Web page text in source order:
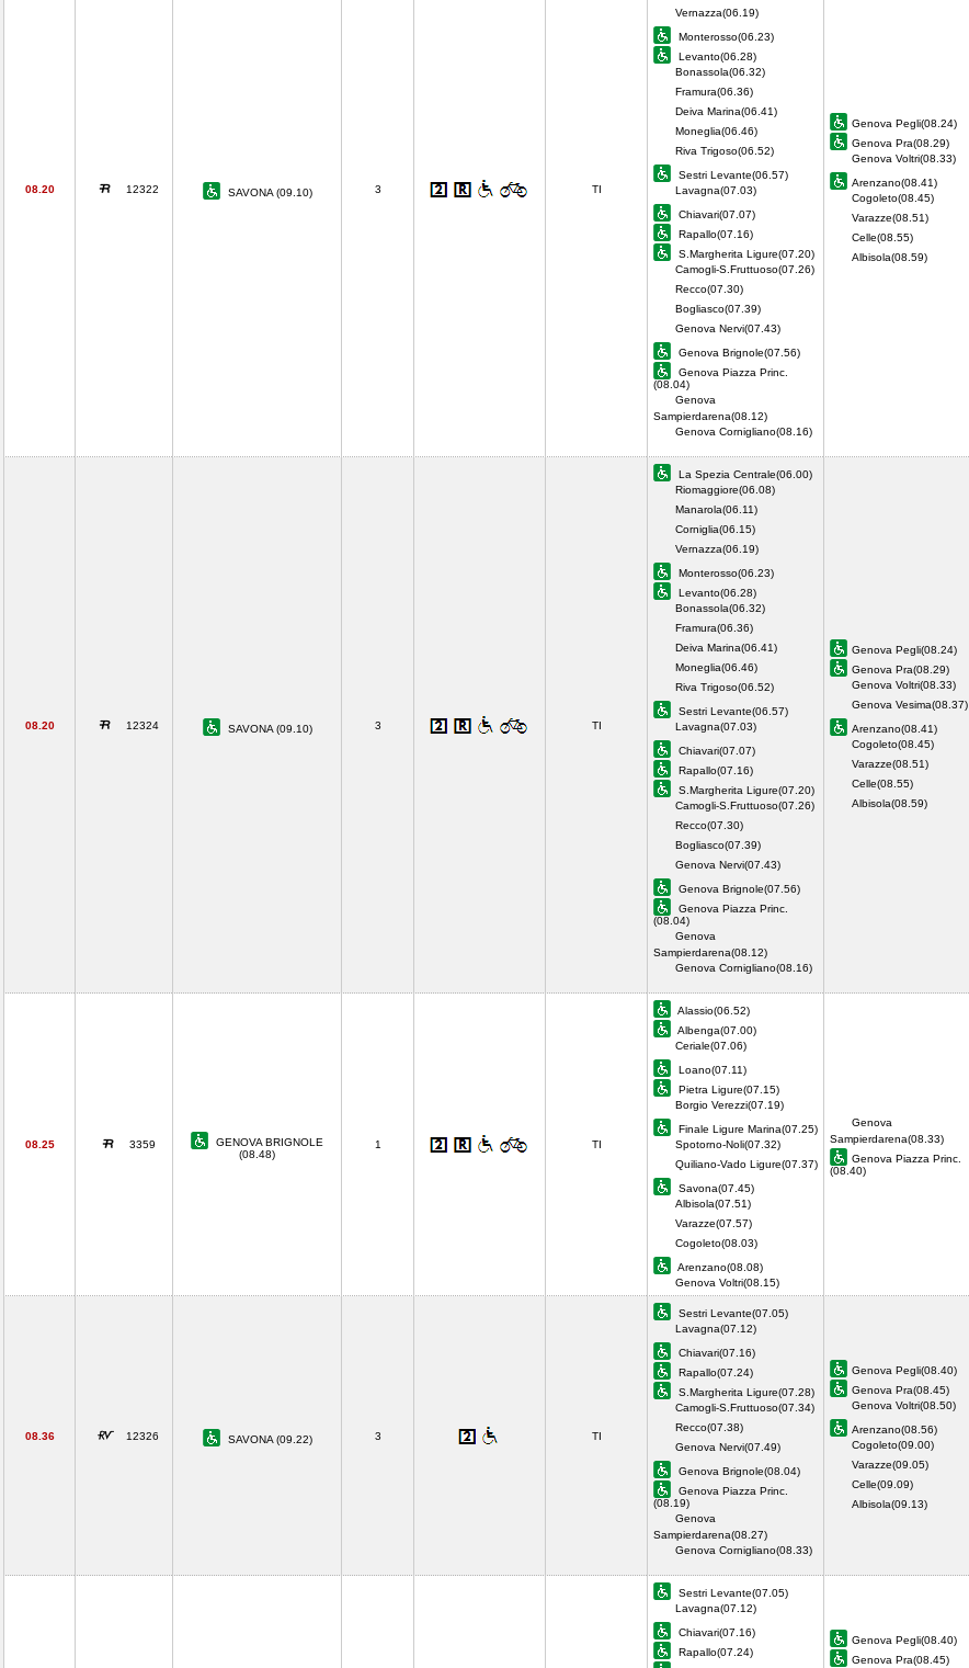
08.20 12322 SAVONA (09.10) 3 TI
Vernazza(06.19)
Monterosso(06.23)
Levanto(06.28)
Bonassola(06.32)
Framura(06.36)
Deiva Marina(06.41)
Moneglia(06.46)
Riva Trigoso(06.52)
Sestri Levante(06.57)
Lavagna(07.03)
Chiavari(07.07)
Rapallo(07.16)
S.Margherita Ligure(07.20)
Camogli-S.Fruttuoso(07.26)
Recco(07.30)
Bogliasco(07.39)
Genova Nervi(07.43)
Genova Brignole(07.56)
Genova Piazza Princ.
(08.04)
Genova
Sampierdarena(08.12)
Genova Cornigliano(08.16)
Genova Pegli(08.24)
Genova Pra(08.29)
Genova Voltri(08.33)
Arenzano(08.41)
Cogoleto(08.45)
Varazze(08.51)
Celle(08.55)
Albisola(08.59)
08.20 12324 SAVONA (09.10) 3 TI
La Spezia Centrale(06.00)
Riomaggiore(06.08)
Manarola(06.11)
Corniglia(06.15)
Vernazza(06.19)
Monterosso(06.23)
Levanto(06.28)
Bonassola(06.32)
Framura(06.36)
Deiva Marina(06.41)
Moneglia(06.46)
Riva Trigoso(06.52)
Sestri Levante(06.57)
Lavagna(07.03)
Chiavari(07.07)
Rapallo(07.16)
S.Margherita Ligure(07.20)
Camogli-S.Fruttuoso(07.26)
Recco(07.30)
Bogliasco(07.39)
Genova Nervi(07.43)
Genova Brignole(07.56)
Genova Piazza Princ.
(08.04)
Genova
Sampierdarena(08.12)
Genova Cornigliano(08.16)
Genova Pegli(08.24)
Genova Pra(08.29)
Genova Voltri(08.33)
Genova Vesima(08.37)
Arenzano(08.41)
Cogoleto(08.45)
Varazze(08.51)
Celle(08.55)
Albisola(08.59)
08.25 3359
GENOVA BRIGNOLE
(08.48)
1 TI
Alassio(06.52)
Albenga(07.00)
Ceriale(07.06)
Loano(07.11)
Pietra Ligure(07.15)
Borgio Verezzi(07.19)
Finale Ligure Marina(07.25)
Spotorno-Noli(07.32)
Quiliano-Vado Ligure(07.37)
Savona(07.45)
Albisola(07.51)
Varazze(07.57)
Cogoleto(08.03)
Arenzano(08.08)
Genova Voltri(08.15)
Genova
Sampierdarena(08.33)
Genova Piazza Princ.
(08.40)
08.36 12326 SAVONA (09.22) 3 TI
Sestri Levante(07.05)
Lavagna(07.12)
Chiavari(07.16)
Rapallo(07.24)
S.Margherita Ligure(07.28)
Camogli-S.Fruttuoso(07.34)
Recco(07.38)
Genova Nervi(07.49)
Genova Brignole(08.04)
Genova Piazza Princ.
(08.19)
Genova
Sampierdarena(08.27)
Genova Cornigliano(08.33)
Genova Pegli(08.40)
Genova Pra(08.45)
Genova Voltri(08.50)
Arenzano(08.56)
Cogoleto(09.00)
Varazze(09.05)
Celle(09.09)
Albisola(09.13)
Sestri Levante(07.05)
Lavagna(07.12)
Chiavari(07.16)
Rapallo(07.24)
Genova Pegli(08.40)
Genova Pra(08.45)